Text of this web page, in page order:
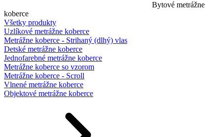
Bytové metrážne
koberce
Všetky produkty
Uzlíkové metrážne koberce
Metrážne koberce - Strihaný (dlhý) vlas
Detské metrážne koberce
Jednofarebné metrážne koberce
Metrážne koberce so vzorom
Metrážne koberce - Scroll
Vlnené metrážne koberce
Objektové metrážne koberce